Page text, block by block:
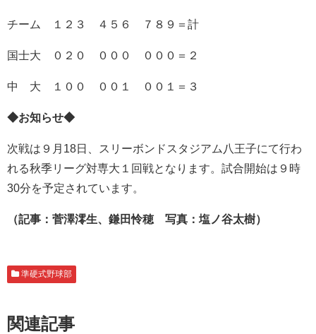
チーム １２３ ４５６ ７８９＝計
国士大 ０２０ ０００ ０００＝２
中 大 １００ ００１ ００１＝３
◆お知らせ◆
次戦は９月18日、スリーボンドスタジアム八王子にて行わ
れる秋季リーグ対専大１回戦となります。試合開始は９時
30分を予定されています。
（記事：菅澤澪生、鎌田怜穂 写真：塩ノ谷太樹）
準硬式野球部
関連記事